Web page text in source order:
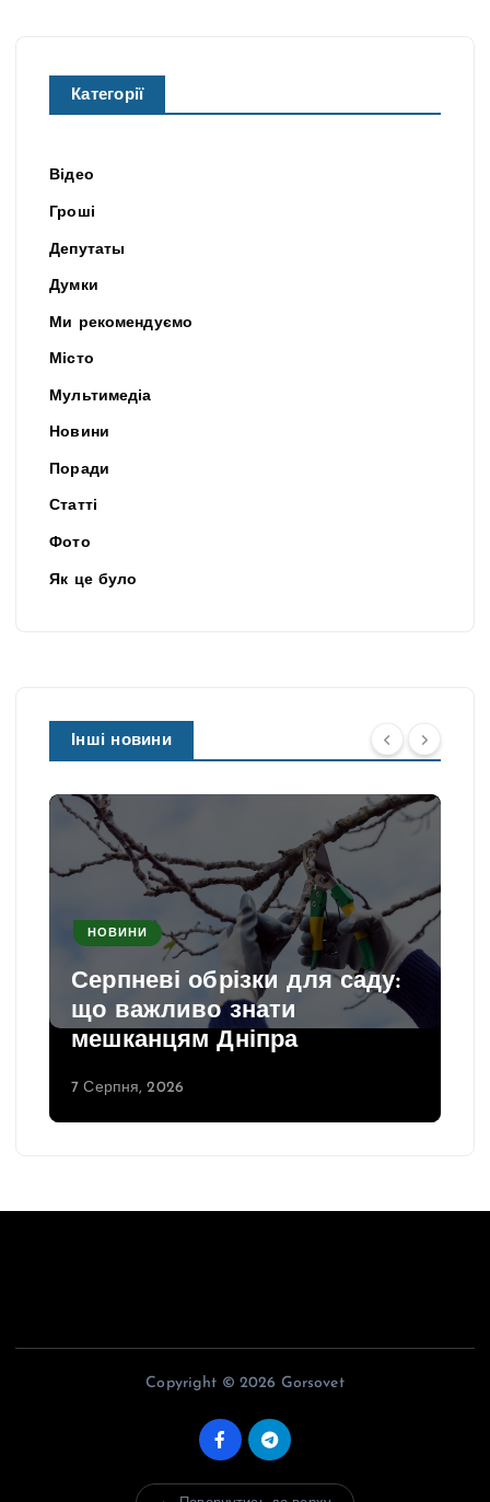
Категорії
Відео
Гроші
Депутаты
Думки
Ми рекомендуємо
Місто
Мультимедіа
Новини
Поради
Статті
Фото
Як це було
Інші новини
НОВИНИ
Серпневі обрізки для саду:
що важливо знати
мешканцям Дніпра
7 Серпня, 2026
Copyright © 2026 Gorsovet